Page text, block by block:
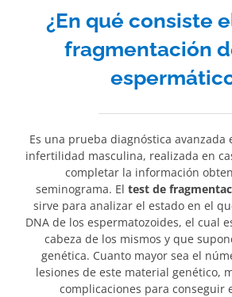
¿En qué consiste
fragmentación
Es una prueba diagnóstica avanzada
infertilidad masculina, realizada en
completar la información
seminograma. El test de
sirve para analizar el estado en el
DNA de los espermatozoides, el cual
cabeza de los mismos y que
genética. Cuanto mayor sea el
lesiones de este material genético,
complicaciones para conseguir